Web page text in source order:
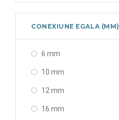
CONEXIUNE EGALA (MM)
6 mm
10 mm
12 mm
16 mm